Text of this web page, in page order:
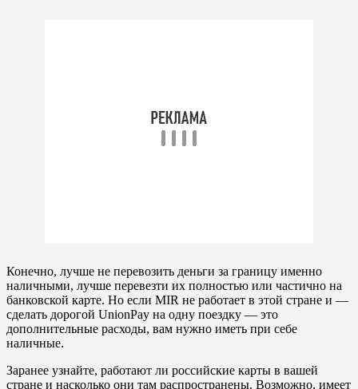
Конечно, лучше не перевозить деньги за границу именно
наличными, лучше перевезти их полностью или частично на
банковской карте. Но если MIR не работает в этой стране и —
сделать дорогой UnionPay на одну поездку — это
дополнительные расходы, вам нужно иметь при себе
наличные.
Заранее узнайте, работают ли российские карты в вашей
стране и насколько они там распространены. Возможно, имеет